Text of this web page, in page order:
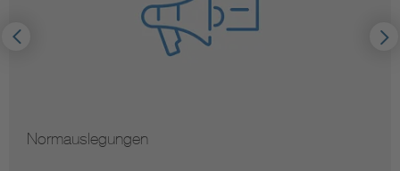
Normauslegungen